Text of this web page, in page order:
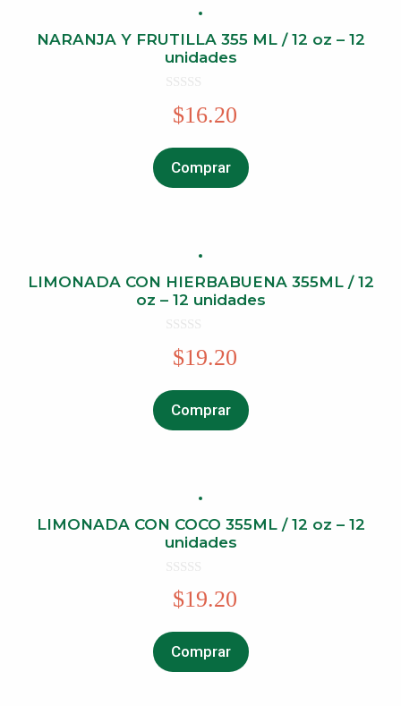
NARANJA Y FRUTILLA 355 ML / 12 oz – 12
unidades
o
$16.20
Comprar
LIMONADA CON HIERBABUENA 355ML / 12
oz – 12 unidades
o
$19.20
Comprar
LIMONADA CON COCO 355ML / 12 oz – 12
unidades
o
$19.20
Comprar